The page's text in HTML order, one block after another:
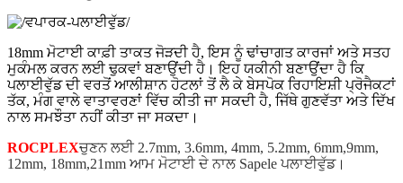
18mm ਮੋਟਾਈ ਕਾਫ਼ੀ ਤਾਕਤ ਜੋੜਦੀ ਹੈ, ਇਸ ਨੂੰ ਢਾਂਚਾਗਤ ਕਾਰਜਾਂ ਅਤੇ ਸਤਹ
ਮੁਕੰਮਲ ਕਰਨ ਲਈ ਢੁਕਵਾਂ ਬਣਾਉਂਦੀ ਹੈ। ਇਹ ਯਕੀਨੀ ਬਣਾਉਂਦਾ ਹੈ ਕਿ
ਪਲਾਈਵੁੱਡ ਦੀ ਵਰਤੋਂ ਆਲੀਸ਼ਾਨ ਹੋਟਲਾਂ ਤੋਂ ਲੈ ਕੇ ਬੇਸਪੋਕ ਰਿਹਾਇਸ਼ੀ ਪ੍ਰੋਜੈਕਟਾਂ
ਤੱਕ, ਮੰਗ ਵਾਲੇ ਵਾਤਾਵਰਣਾਂ ਵਿੱਚ ਕੀਤੀ ਜਾ ਸਕਦੀ ਹੈ, ਜਿੱਥੇ ਗੁਣਵੱਤਾ ਅਤੇ ਦਿੱਖ
ਨਾਲ ਸਮਝੌਤਾ ਨਹੀਂ ਕੀਤਾ ਜਾ ਸਕਦਾ।
ROCPLEXਚੁਣਨ ਲਈ 2.7mm, 3.6mm, 4mm, 5.2mm, 6mm,9mm,
12mm, 18mm,21mm ਆਮ ਮੋਟਾਈ ਦੇ ਨਾਲ Sapele ਪਲਾਈਵੁੱਡ।